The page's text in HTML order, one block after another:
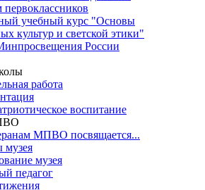
первоклассников
учебный курс "Основы
культур и светской этики"
России
работа
воспитание
МПВО посвящается...
музея
музея
педагог